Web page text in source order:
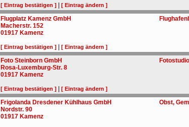
[ Eintrag bestätigen ] [ Eintrag ändern ]
Flugplatz Kamenz GmbH
Macherstr. 152
01917 Kamenz
[ Eintrag bestätigen ] [ Eintrag ändern ]
Foto Steinborn GmbH
Rosa-Luxemburg-Str. 8
01917 Kamenz
[ Eintrag bestätigen ] [ Eintrag ändern ]
Frigolanda Dresdener Kühlhaus GmbH
Nordstr. 90
01917 Kamenz
Obst,